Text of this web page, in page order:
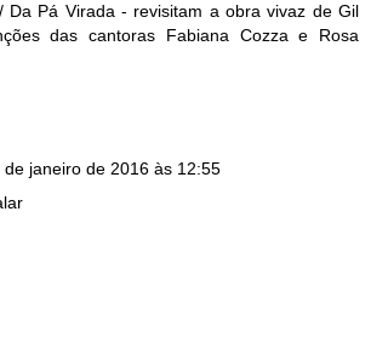
Da Pá Virada - revisitam a obra vivaz de Gil
das cantoras Fabiana Cozza e Rosa
de janeiro de 2016 às 12:55